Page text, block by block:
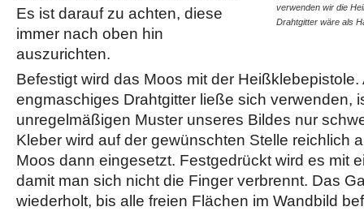
verwenden wir die
Drahtgitter wäre als
Es ist darauf zu achten, diese
immer nach oben hin
auszurichten.
Befestigt wird das Moos mit der Heißklebepistole.
engmaschiges Drahtgitter ließe sich verwenden,
unregelmäßigen Muster unseres Bildes nur
Kleber wird auf der gewünschten Stelle reichlich
Moos dann eingesetzt. Festgedrückt wird es mit
damit man sich nicht die Finger verbrennt. Das
wiederholt, bis alle freien Flächen im Wandbild